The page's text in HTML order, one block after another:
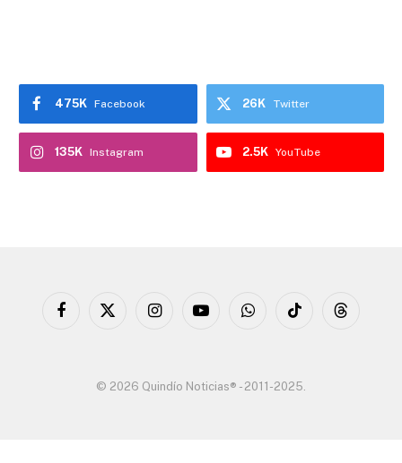
Facebook
475K Twitter
26K
Instagram
135K YouTube
2.5K
Facebook
X
InstagramYouTubeWhatsAppTikTok Threads
© 2026 Quindío Noticias® - 2011-2025.